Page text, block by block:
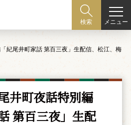
検索 メニュー
紀尾井町家話 第百三夜」生配信、松江、梅
井町夜話特別編
第百三夜」生配